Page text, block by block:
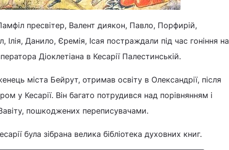
пресвітер, Валент диякон, Павло, Порфирій,
Ілія, Данило, Єремія, Ісая постраждали під час гоніння на
Діоклетіана в Кесарії Палестинській.
міста Бейрут, отримав освіту в Олександрії, після
у Кесарії. Він багато потрудився над порівнянням і
пошкоджених переписувачами.
була зібрана велика бібліотека духовних книг.